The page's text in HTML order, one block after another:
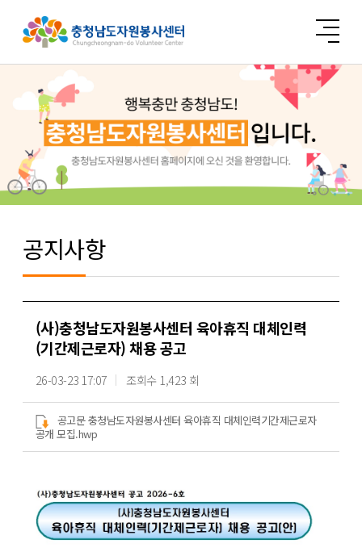
공지사항
(사)충청남도자원봉사센터 육아휴직 대체인력
(기간제근로자) 채용 공고
26-03-23 17:07 조회수 1,423 회
공고문 충청남도자원봉사센터 육아휴직 대체인력기간제근로자
공개 모집.hwp